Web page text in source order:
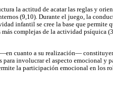
la actitud de acatar las reglas y
(9,10). Durante el juego, la
infantil se cree la base que permite
complejas de la actividad psíquica
cuanto a su realización—
involucrar el aspecto emocional y
la participación emocional en los